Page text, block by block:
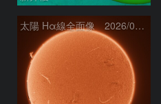
太陽 Hα線全面像 2026/08/06